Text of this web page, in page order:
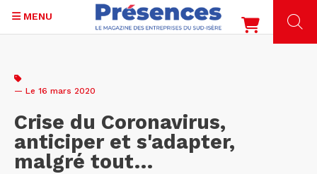
contenu
MENU
— Le 16 mars 2020
Crise du Coronavirus,
anticiper et s'adapter,
malgré tout…